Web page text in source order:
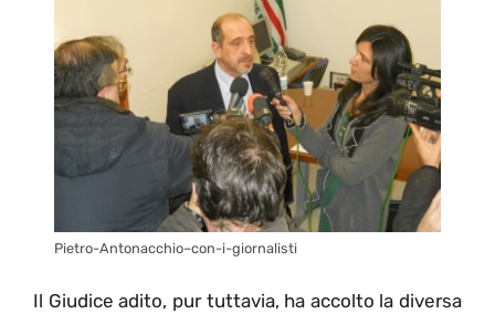
Pietro-Antonacchio–con-i-giornalisti
Il Giudice adito, pur tuttavia, ha accolto la diversa